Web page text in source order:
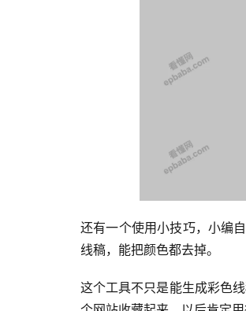
还有一个使用小技巧，小编
线稿，能把颜色都去掉。
这个工具不只是能生成彩色